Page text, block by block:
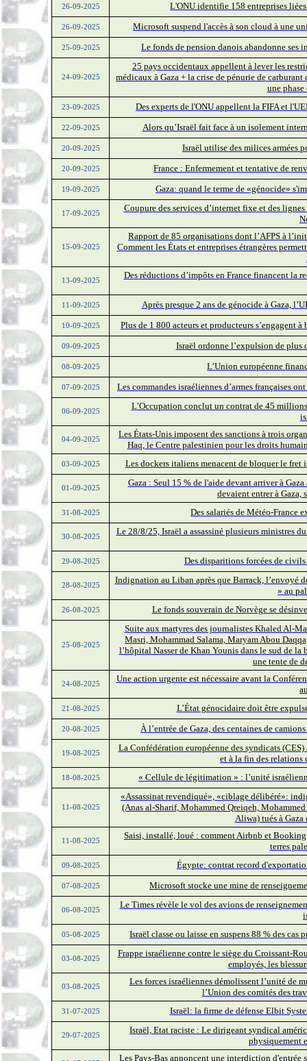
26-09-2025 L'ONU identifie 158 entreprises
26-09-2025 Microsoft suspend l'accès à son cloud à une
25-09-2025 Le fonds de pension danois abandonne ses
24-09-2025
25 pays occidentaux appellent à lever les
médicaux à Gaza + la crise de pénurie de
une phase
23-09-2025 Des experts de l'ONU appellent la FIFA et
22-09-2025 Alors qu’Israël fait face à un isolement
20-09-2025 Israël utilise des milices armées
20-09-2025 France : Enfermement et tentative de
19-09-2025 Gaza: quand le terme de «génocide»
17-09-2025
Coupure des services d’internet fixe et des
15-09-2025
Rapport de 85 organisations dont l’AFPS à
Comment les États et entreprises étrangères
13-09-2025
Des réductions d’impôts en France financent la
11-09-2025 Après presque 2 ans de génocide à Gaza,
10-09-2025 Plus de 1 800 acteurs et producteurs s’engagent
09-09-2025 Israël ordonne l’expulsion de plus
08-09-2025 L’Union européenne
07-09-2025 Les commandes israéliennes d’armes françaises
06-09-2025
L’Occupation conclut un contrat de 45
04-09-2025
Les États-Unis imposent des sanctions à trois
Haq, le Centre palestinien pour les droits
03-09-2025 Les dockers italiens menacent de bloquer le
01-09-2025
Gaza : Seul 15 % de l'aide devant arriver à
devaient entrer à Gaza,
31-08-2025 Des salariés de Météo-France
30-08-2025
Le 28/8/25, Israël a assassiné plusieurs ministres
29-08-2025 Des disparitions forcées de
28-08-2025
Indignation au Liban après que Barrack, l’envoyé
» au
26-08-2025 Le fonds souverain de Norvège se
25-08-2025
Suite aux martyres des journalistes Khaled Al-
Masri, Mohammad Salama, Maryam Abou
l’hôpital Nasser de Khan Younis dans le sud de la
une tente de
24-08-2025
Une action urgente est nécessaire avant la
21-08-2025 L’État génocidaire doit être
20-08-2025 À l’entrée de Gaza, des centaines de
19-08-2025
La Confédération européenne des syndicats
et à la fin des relations
18-08-2025 « Cellule de légitimation » : l’unité
11-08-2025
«Assassinat revendiqué», «ciblage délibéré»:
(Anas al-Sharif, Mohammed Qreiqeh,
Aliwa) tués à Gaza
11-08-2025
Saisi, installé, loué : comment Airbnb et
terres
09-08-2025 Égypte: contrat record
07-08-2025 Microsoft stocke une mine de
06-08-2025
Le Times révèle le vol des avions de
05-08-2025 Israël classe ou laisse en suspens 88 % des cas
03-08-2025
Frappe israélienne contre le siège du Croissant-
employés, les
03-08-2025
Les forces israéliennes démolissent l’unité de
l’Union des comités des
31-07-2025 Israël: la firme de défense Elbit
29-07-2025
Israël, Etat raciste : Le dirigeant syndical
physiquement
Les Pays-Bas annoncent une interdiction